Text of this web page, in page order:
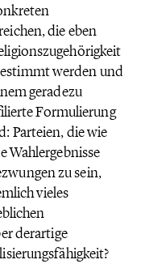
die eben
werden und
geradezu
Formulierung
Parteien, die wie
Wahlergebnisse
zu sein,
vieles
derartige